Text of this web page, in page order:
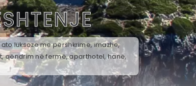
luksoze me përshkrime, imazhe,
qëndrim në fermë, aparthotel, hanë,